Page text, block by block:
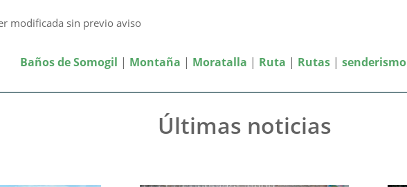
modificada sin previo aviso
Baños de Somogil | Montaña | Moratalla | Ruta | Rutas | senderismo
Últimas noticias